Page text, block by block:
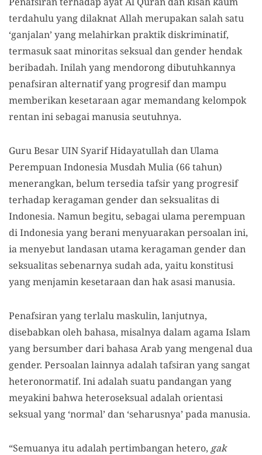
terdahulu yang dilaknat Allah merupakan salah satu
‘ganjalan’ yang melahirkan praktik diskriminatif,
termasuk saat minoritas seksual dan gender hendak
beribadah. Inilah yang mendorong dibutuhkannya
penafsiran alternatif yang progresif dan mampu
memberikan kesetaraan agar memandang kelompok
rentan ini sebagai manusia seutuhnya.
Guru Besar UIN Syarif Hidayatullah dan Ulama
Perempuan Indonesia Musdah Mulia (66 tahun)
menerangkan, belum tersedia tafsir yang progresif
terhadap keragaman gender dan seksualitas di
Indonesia. Namun begitu, sebagai ulama perempuan
di Indonesia yang berani menyuarakan persoalan ini,
ia menyebut landasan utama keragaman gender dan
seksualitas sebenarnya sudah ada, yaitu konstitusi
yang menjamin kesetaraan dan hak asasi manusia.
Penafsiran yang terlalu maskulin, lanjutnya,
disebabkan oleh bahasa, misalnya dalam agama Islam
yang bersumber dari bahasa Arab yang mengenal dua
gender. Persoalan lainnya adalah tafsiran yang sangat
heteronormatif. Ini adalah suatu pandangan yang
meyakini bahwa heteroseksual adalah orientasi
seksual yang ‘normal’ dan ‘seharusnya’ pada manusia.
“Semuanya itu adalah pertimbangan hetero, gak